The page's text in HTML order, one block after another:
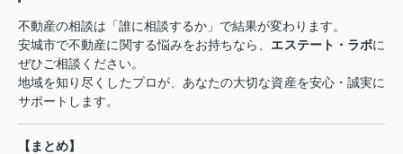
不動産の相談は「誰に相談するか」で結果が変わります。
安城市で不動産に関する悩みをお持ちなら、 エステート・ラボに
ぜひご相談ください。
地域を知り尽くしたプロが、あなたの大切な資産を安心・誠実に
サポートします。
【まとめ】